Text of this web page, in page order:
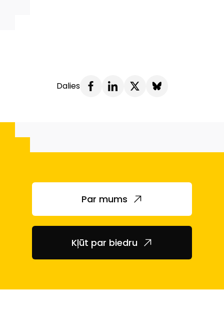
Dalies
Par mums
Kļūt par biedru